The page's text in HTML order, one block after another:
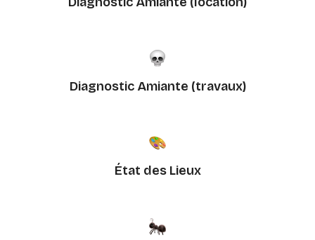
Diagnostic Amiante (travaux)
État des Lieux